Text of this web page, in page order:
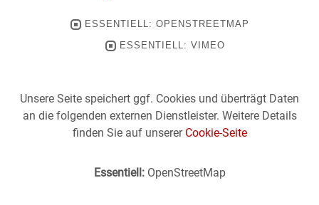
ESSENTIELL: OPENSTREETMAP
ESSENTIELL: VIMEO
Unsere Seite speichert ggf. Cookies und überträgt Daten
an die folgenden externen Dienstleister. Weitere Details
finden Sie auf unserer Cookie-Seite
Essentiell:OpenStreetMap